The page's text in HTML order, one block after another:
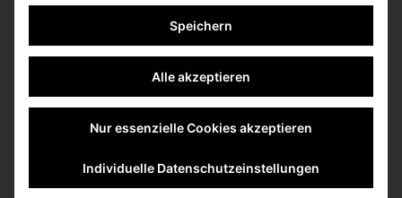
Dieser Kurs ist ein umfassender Leitfaden
zum Controlling und zur
Unternehmensanalyse.
Er behandelt alles von den Grundlagen des
Themen wie Risikomanagement und
Speichern
Alle akzeptieren
Nur essenzielle Cookies akzeptieren
Individuelle Datenschutzeinstellungen